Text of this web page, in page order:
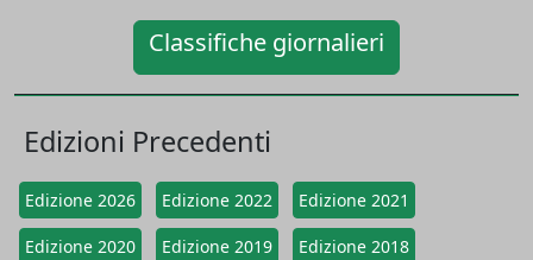
Classifiche giornalieri
Edizioni Precedenti
Edizione 2026 Edizione 2022 Edizione 2021
Edizione 2020 Edizione 2019 Edizione 2018